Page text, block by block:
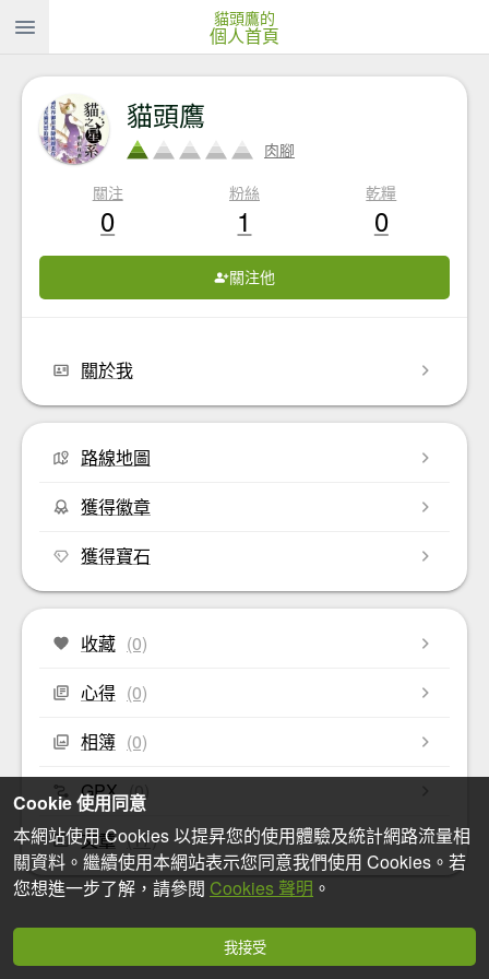
貓頭鷹的
個人首頁
貓頭鷹
肉腳
關注
0
粉絲
1
乾糧
0
關注他
關於我
路線地圖
獲得徽章
獲得寶石
收藏 (0)
心得 (0)
相簿 (0)
GPX (0)
文章 (17)
Cookie 使用同意
本網站使用 Cookies 以提昇您的使用體驗及統計網路流量相
關資料。繼續使用本網站表示您同意我們使用 Cookies。若
您想進一步了解，請參閱 Cookies 聲明 。
我接受